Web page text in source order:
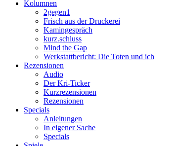
Kolumnen
2gegen1
Frisch aus der Druckerei
Kamingespräch
kurz.schluss
Mind the Gap
Werkstattbericht: Die Toten und ich
Rezensionen
Audio
Der Kri-Ticker
Kurzrezensionen
Rezensionen
Specials
Anleitungen
In eigener Sache
Specials